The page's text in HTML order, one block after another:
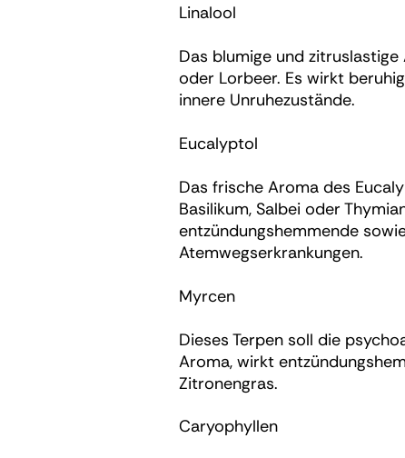
Linalool
Das blumige und
oder Lorbeer. Es wirkt
innere Unruhezustände.
Eucalyptol
Das frische Aroma des
Basilikum, Salbei oder
entzündungshemmende
Atemwegserkrankungen.
Myrcen
Dieses Terpen soll die
Aroma, wirkt
Zitronengras.
Caryophyllen